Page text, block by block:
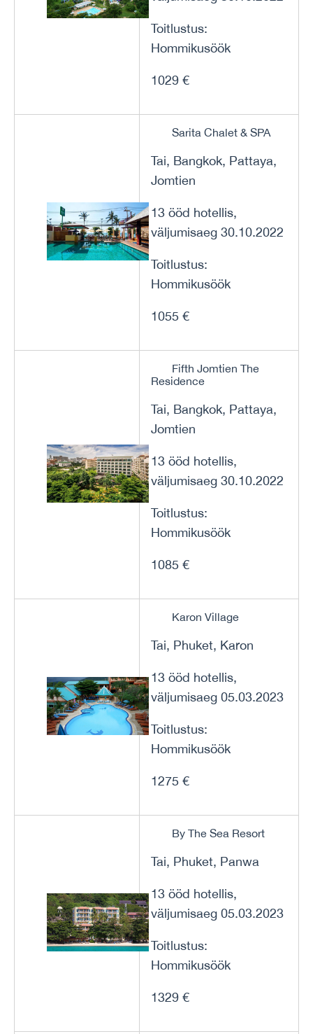
Toitlustus:
Hommikusöök
1029 €
Sarita Chalet & SPA
Tai, Bangkok, Pattaya,
Jomtien
13 ööd hotellis,
väljumisaeg 30.10.2022
Toitlustus:
Hommikusöök
1055 €
Fifth Jomtien The
Residence
Tai, Bangkok, Pattaya,
Jomtien
13 ööd hotellis,
väljumisaeg 30.10.2022
Toitlustus:
Hommikusöök
1085 €
Karon Village
Tai, Phuket, Karon
13 ööd hotellis,
väljumisaeg 05.03.2023
Toitlustus:
Hommikusöök
1275 €
By The Sea Resort
Tai, Phuket, Panwa
13 ööd hotellis,
väljumisaeg 05.03.2023
Toitlustus:
Hommikusöök
1329 €